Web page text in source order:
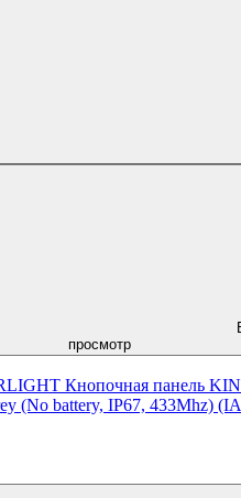
просмотр
Кнопочная панель
(No battery, IP67, 433Mhz)